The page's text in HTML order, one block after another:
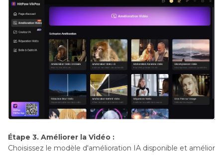
Étape 3. Améliorer la Vidéo :
Choisissez le modèle d'amélioration IA disponible et amélior